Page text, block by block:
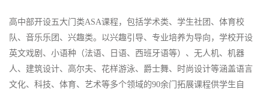
高中部开设五大门类ASA课程，包括学术类、学生社团、体育校
队、音乐乐团、兴趣类。以兴趣引导、专业培养为导向，学校开设
英文戏剧、小语种（法语、日语、西班牙语等）、无人机、机器
人、建筑设计、高尔夫、花样游泳、爵士舞、时尚设计等涵盖语言
文化、科技、体育、艺术等多个领域的90余门拓展课程供学生自